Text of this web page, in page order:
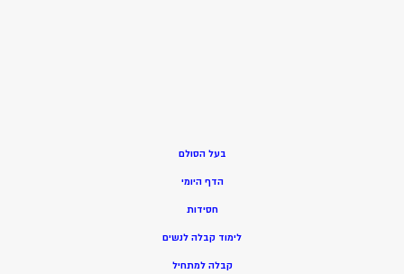
בעל הסולם
הדף היומי
חסידות
לימוד קבלה לנשים
קבלה למתחיל